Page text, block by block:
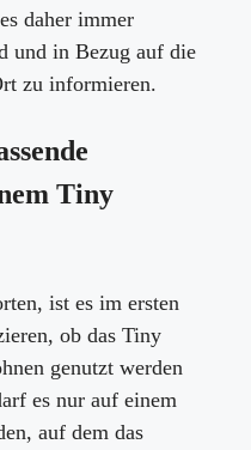
daher immer
und in Bezug auf die
zu informieren.
Tiny
ist es im ersten
ob das Tiny
genutzt werden
es nur auf einem
auf dem das